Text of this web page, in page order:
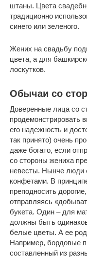
штаны. Цвета
традиционно
синего или зеленого.
Жених на свадьбу
цвета, а для
лоскутков.
Обычаи со
Доверенные лица со
продемонстрировать
его надежность и
так принято) очень
даже богато, если
со стороны жениха
невесты. Нынче люди
конфетами. В
преподносить
отправляясь
букета. Один – для
должны быть
белые цветы. А ее
Например, бордовые
составленный из